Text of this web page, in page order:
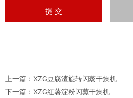
上一篇：XZG豆腐渣旋转闪蒸干燥机
下一篇：XZG红薯淀粉闪蒸干燥机